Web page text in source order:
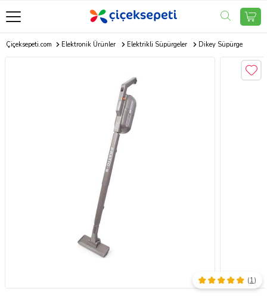
Çiçeksepeti.com Elektronik Ürünler Elektrikli Süpürgeler Dikey Süpürge
(1)